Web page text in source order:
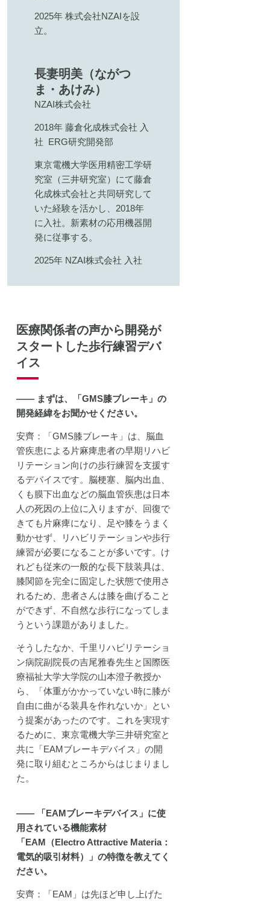
2025年 株式会社NZAIを設
立。
長妻明美（ながつ
ま・あけみ）
NZAI株式会社
2018年 藤倉化成株式会社 入
社 ERG研究開発部
東京電機大学医用精密工学研
究室（三井研究室）にて藤倉
化成株式会社と共同研究して
いた経験を活かし、2018年
に入社。新素材の応用機器開
発に従事する。
2025年 NZAI株式会社 入社
医療関係者の声から開発が
スタートした歩行練習デバ
イス
―― まずは、「GMS膝ブレーキ」の
開発経緯をお聞かせください。
安齊：「GMS膝ブレーキ」は、脳血
管疾患による片麻痺患者の早期リハビ
リテーション向けの歩行練習を支援す
るデバイスです。脳梗塞、脳内出血、
くも膜下出血などの脳血管疾患は日本
人の死因の上位に入りますが、回復で
きても片麻痺になり、足や膝をうまく
動かせず、リハビリテーションや歩行
練習が必要になることが多いです。け
れども従来の一般的な長下肢装具は、
膝関節を完全に固定した状態で使用さ
れるため、患者さんは膝を曲げること
ができず、不自然な歩行になってしま
うという課題がありました。
そうしたなか、千里リハビリテーショ
ン病院副院長の吉尾雅春先生と国際医
療福祉大学大学院の山本澄子教授か
ら、「体重がかかっていない時に膝が
自由に曲がる装具を作れないか」とい
う提案があったのです。これを実現す
るために、東京電機大学三井研究室と
共に「EAMブレーキデバイス」の開
発に取り組むところからはじまりまし
た。
―― 「EAMブレーキデバイス」に使
用されている機能素材
「EAM（Electro Attractive Materia：
電気的吸引材料）」の特徴を教えてく
ださい。
安齊：「EAM」は先ほど申し上げた